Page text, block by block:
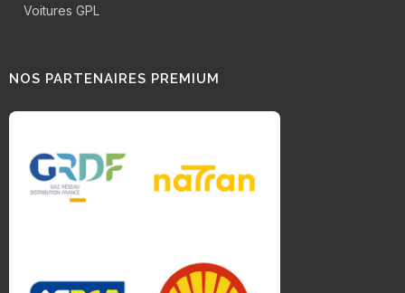
Voitures GPL
NOS PARTENAIRES PREMIUM